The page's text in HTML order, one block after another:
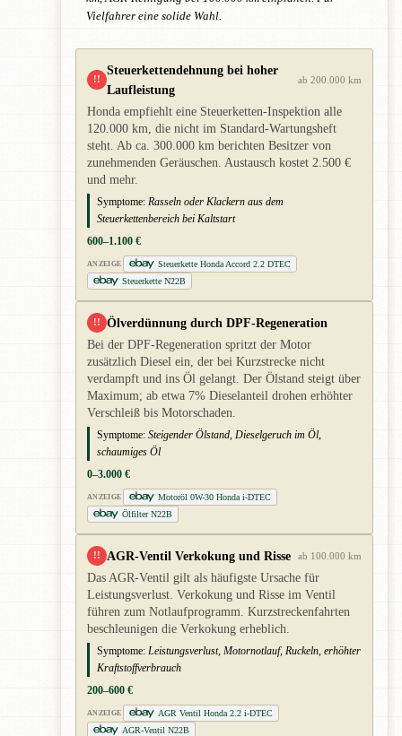
Vielfahrer eine solide Wahl.
!!
Steuerkettendehnung bei hoher
Laufleistung
ab 200.000 km
Honda empfiehlt eine Steuerketten-Inspektion alle
120.000 km, die nicht im Standard-Wartungsheft
steht. Ab ca. 300.000 km berichten Besitzer von
zunehmenden Geräuschen. Austausch kostet 2.500 €
und mehr.
Symptome: Rasseln oder Klackern aus dem
Steuerkettenbereich bei Kaltstart
600–1.100 €
ANZEIGE
Steuerkette Honda Accord 2.2 DTEC
Steuerkette N22B
!! Ölverdünnung durch DPF-Regeneration
Bei der DPF-Regeneration spritzt der Motor
zusätzlich Diesel ein, der bei Kurzstrecke nicht
verdampft und ins Öl gelangt. Der Ölstand steigt über
Maximum; ab etwa 7% Dieselanteil drohen erhöhter
Verschleiß bis Motorschaden.
Symptome: Steigender Ölstand, Dieselgeruch im Öl,
schaumiges Öl
0–3.000 €
ANZEIGE
Motoröl 0W-30 Honda i-DTEC
Ölfilter N22B
!! AGR-Ventil Verkokung und Risse ab 100.000 km
Das AGR-Ventil gilt als häufigste Ursache für
Leistungsverlust. Verkokung und Risse im Ventil
führen zum Notlaufprogramm. Kurzstreckenfahrten
beschleunigen die Verkokung erheblich.
Symptome: Leistungsverlust, Motornotlauf, Ruckeln, erhöhter
Kraftstoffverbrauch
200–600 €
ANZEIGE
AGR Ventil Honda 2.2 i-DTEC
AGR-Ventil N22B